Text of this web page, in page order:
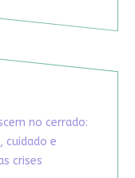
no cerrado:
e
crises